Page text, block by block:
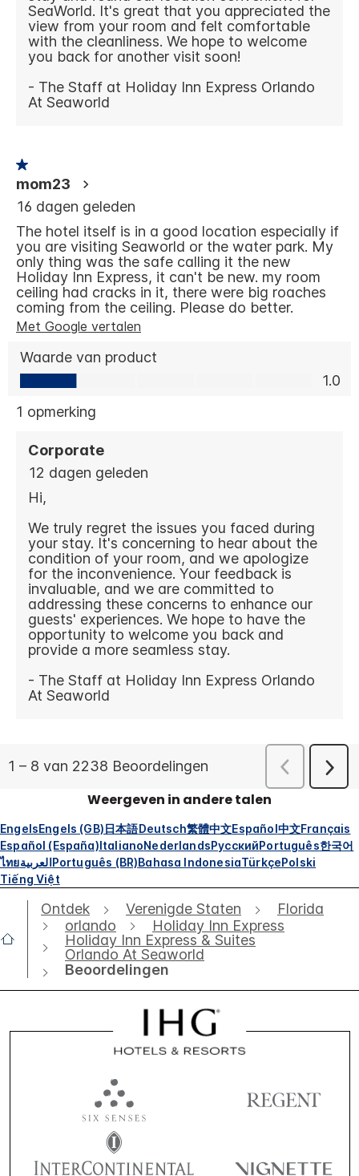
Weergeven in andere talen
EngelsEngels (GB)日本語Deutsch繁體中文Español中文Français
Español (España)ItalianoNederlandsРусскийPortuguês한국어
ไทยالعربيةPortuguês (BR)Bahasa IndonesiaTürkçePolski
Tiếng Việt
Ontdek Verenigde Staten
Florida
orlando
Holiday Inn Express
Holiday Inn Express & Suites
Orlando At Seaworld
Beoordelingen